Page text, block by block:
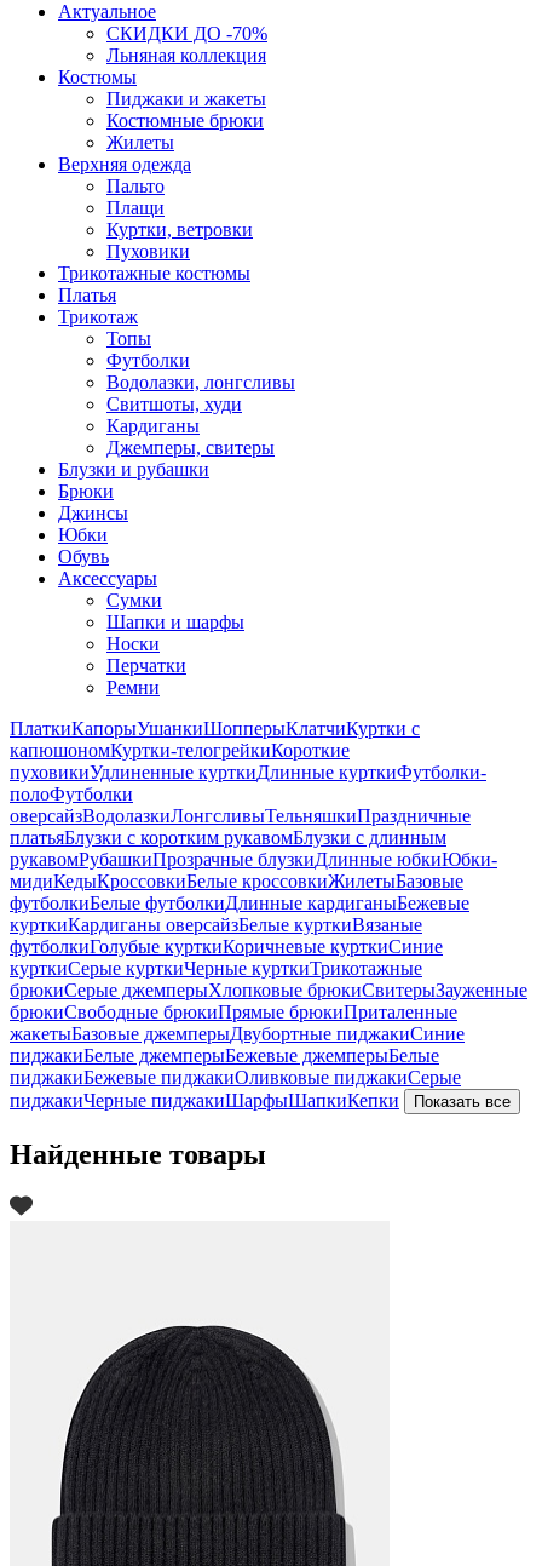
Актуальное
СКИДКИ ДО -70%
Льняная коллекция
Костюмы
Пиджаки и жакеты
Костюмные брюки
Жилеты
Верхняя одежда
Пальто
Плащи
Куртки, ветровки
Пуховики
Трикотажные костюмы
Платья
Трикотаж
Топы
Футболки
Водолазки, лонгсливы
Свитшоты, худи
Кардиганы
Джемперы, свитеры
Блузки и рубашки
Брюки
Джинсы
Юбки
Обувь
Аксессуары
Сумки
Шапки и шарфы
Носки
Перчатки
Ремни
ПлаткиКапорыУшанкиШопперыКлатчиКуртки с
капюшономКуртки-телогрейкиКороткие
пуховикиУдлиненные курткиДлинные курткиФутболки-
полоФутболки
оверсайзВодолазкиЛонгсливыТельняшкиПраздничные
платьяБлузки с коротким рукавомБлузки с длинным
рукавомРубашкиПрозрачные блузкиДлинные юбкиЮбки-
мидиКедыКроссовкиБелые кроссовкиЖилетыБазовые
футболкиБелые футболкиДлинные кардиганыБежевые
курткиКардиганы оверсайзБелые курткиВязаные
футболкиГолубые курткиКоричневые курткиСиние
курткиСерые курткиЧерные курткиТрикотажные
брюкиСерые джемперыХлопковые брюкиСвитерыЗауженные
брюкиСвободные брюкиПрямые брюкиПриталенные
жакетыБазовые джемперыДвубортные пиджакиСиние
пиджакиБелые джемперыБежевые джемперыБелые
пиджакиБежевые пиджакиОливковые пиджакиСерые
пиджакиЧерные пиджакиШарфыШапкиКепки Показать все
Найденные товары